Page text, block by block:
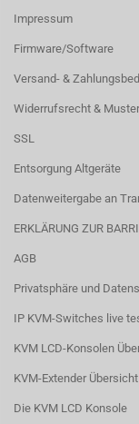
Impressum
Firmware/Software
Versand- &
Widerrufsrecht &
SSL
Entsorgung Altgeräte
Datenweitergabe an
ERKLÄRUNG ZUR
AGB
Privatsphäre und
IP KVM-Switches live
KVM LCD-Konsolen
KVM-Extender Übersicht
Die KVM LCD Konsole